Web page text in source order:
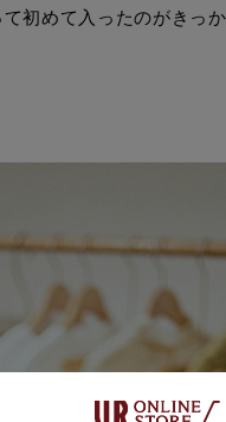
初めて入ったのがきっか